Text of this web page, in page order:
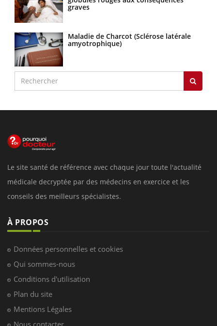
graves
Maladie de Charcot (Sclérose latérale
amyotrophique)
Le site santé de référence avec chaque jour toute l'actualité
médicale decryptée par des médecins en exercice et les
conseils des meilleurs spécialistes.
À PROPOS
Données personnelles et cookies
Qui sommes-nous
Conditions d'utilisation
Plan du site
Mentions Légales
Nous contacter